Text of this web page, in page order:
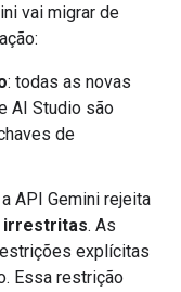
vai migrar de
: todas as novas
AI Studio são
de
a API Gemini rejeita
irrestritas. As
explícitas
Essa restrição